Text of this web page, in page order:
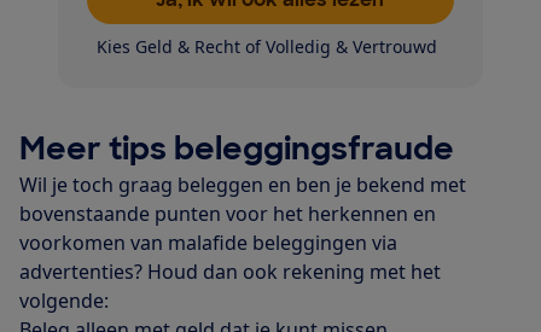
Kies Geld & Recht of Volledig & Vertrouwd
Meer tips beleggingsfraude
Wil je toch graag beleggen en ben je bekend met
bovenstaande punten voor het herkennen en
voorkomen van malafide beleggingen via
advertenties? Houd dan ook rekening met het
volgende: